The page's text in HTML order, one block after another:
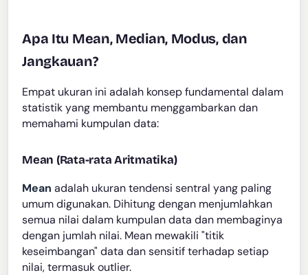
Apa Itu Mean, Median, Modus, dan
Jangkauan?
Empat ukuran ini adalah konsep fundamental dalam
statistik yang membantu menggambarkan dan
memahami kumpulan data:
Mean (Rata-rata Aritmatika)
Mean adalah ukuran tendensi sentral yang paling
umum digunakan. Dihitung dengan menjumlahkan
semua nilai dalam kumpulan data dan membaginya
dengan jumlah nilai. Mean mewakili "titik
keseimbangan" data dan sensitif terhadap setiap
nilai, termasuk outlier.